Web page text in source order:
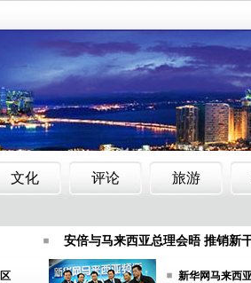
顺补选候选人被操控 华裔躺枪
安倍与马来西亚总理会晤 推销新
福建籍福建人太太可任理事 忧
安倍与马来西亚总理会晤 推销新
福建籍福建人太太可任理事 忧
新华网马来西